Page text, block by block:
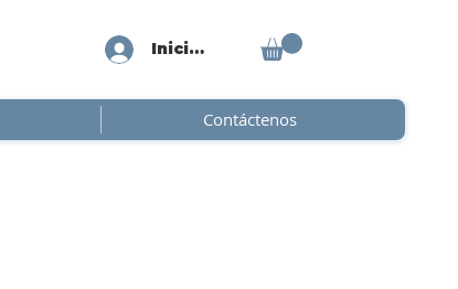
Iniciar sesión
Contáctenos